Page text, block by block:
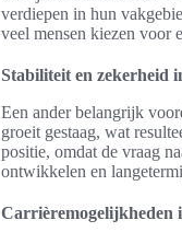
verdiepen in hun
veel mensen kiezen voor
Stabiliteit en zekerheid
Een ander belangrijk
groeit gestaag, wat
positie, omdat de vraag
ontwikkelen en
Carrièremogelijkheden